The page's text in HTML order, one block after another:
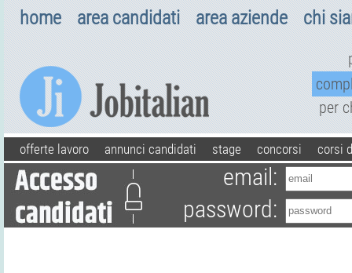
home area candidati area aziende chi
per
offerte lavoro annunci candidati stage concorsi corsi
email:
password: